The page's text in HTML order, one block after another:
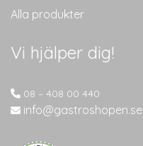
Alla produkter
Vi hjälper dig!
08 – 408 00 440
info@gastroshopen.se